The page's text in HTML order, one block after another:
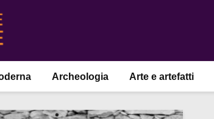
Archeologia Arte e artefatti